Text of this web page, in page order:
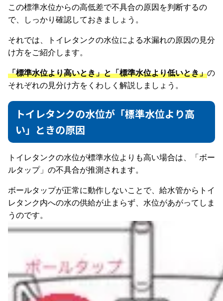
この標準水位からの高低差で不具合の原因を判断するの
で、しっかり確認しておきましょう。
それでは、トイレタンクの水位による水漏れの原因の見分
け方をご紹介します。
「標準水位より高いとき」と「標準水位より低いとき」の
それぞれの見分け方をくわしく解説しましょう。
トイレタンクの水位が「標準水位より高
い」ときの原因
トイレタンクの水位が標準水位よりも高い場合は、「ボー
ルタップ」の不具合が推測されます。
ボールタップが正常に動作しないことで、給水管からトイ
レタンク内への水の供給が止まらず、水位があがってしま
うのです。